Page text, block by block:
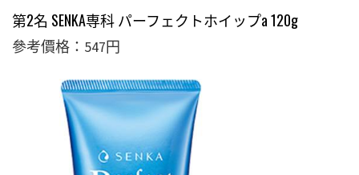
第2名 SENKA専科 パーフェクトホイップa 120g
參考價格：547円